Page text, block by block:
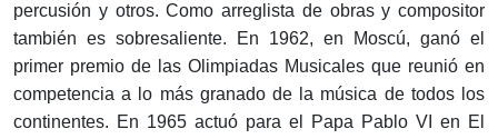
percusión y otros. Como arreglista de obras y compositor
también es sobresaliente. En 1962, en Moscú, ganó el
primer premio de las Olimpiadas Musicales que reunió en
competencia a lo más granado de la música de todos los
continentes. En 1965 actuó para el Papa Pablo VI en El